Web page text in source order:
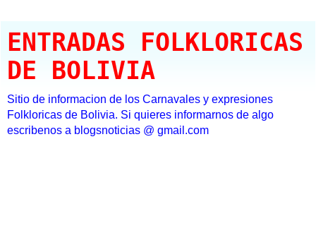
ENTRADAS FOLKLORICAS
DE BOLIVIA
Sitio de informacion de los Carnavales y expresiones
Folkloricas de Bolivia. Si quieres informarnos de algo
escribenos a blogsnoticias @ gmail.com